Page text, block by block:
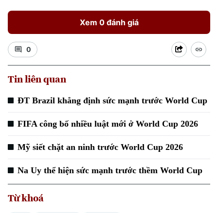
Xem 0 đánh giá
0
Tin liên quan
ĐT Brazil khẳng định sức mạnh trước World Cup
FIFA công bố nhiều luật mới ở World Cup 2026
Mỹ siết chặt an ninh trước World Cup 2026
Na Uy thể hiện sức mạnh trước thềm World Cup
Từ khoá